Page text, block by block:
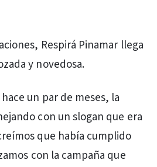
Respirá Pinamar llega
y novedosa.
un par de meses, la
con un slogan que era
que había cumplido
con la campaña que